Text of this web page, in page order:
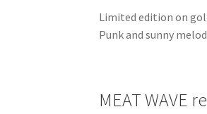
Limited edition on
Punk and sunny
MEAT WAVE